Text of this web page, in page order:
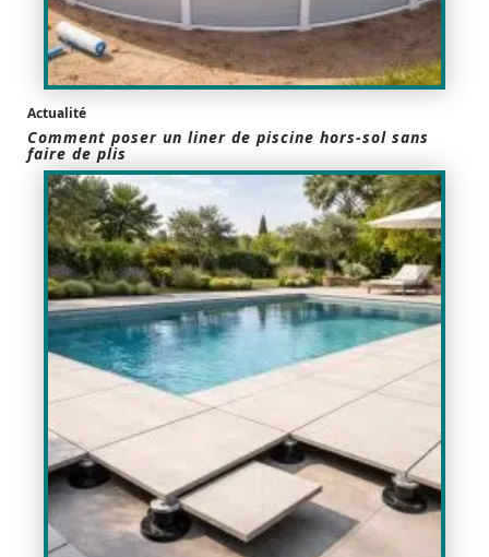
Actualité
Comment poser un liner de piscine hors-sol sans
faire de plis